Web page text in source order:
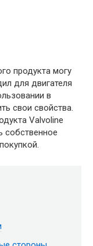
продукта могу
для двигателя
в
свои свойства.
Valvoline
собственное